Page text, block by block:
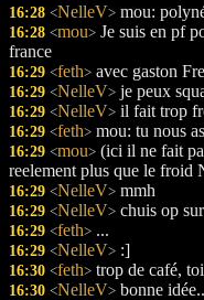
16:28 <NelleV> mou:
16:28 <mou> Je suis en pf
france
16:29 <feth> avec gaston
16:29 <NelleV> je peux
16:29 <NelleV> il fait trop
16:29 <feth> mou: tu nous
16:29 <mou> (ici il ne fait
reelement plus que le froid
16:29 <NelleV> mmh
16:29 <NelleV> chuis op
16:29 <feth> ...
16:29 <NelleV> :]
16:30 <feth> trop de café,
16:30 <NelleV> bonne